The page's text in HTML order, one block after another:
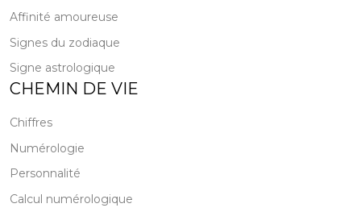
Affinité amoureuse
Signes du zodiaque
Signe astrologique
CHEMIN DE VIE
Chiffres
Numérologie
Personnalité
Calcul numérologique